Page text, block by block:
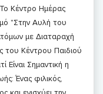
Κέντρο Ημέρας
"Στην Αυλή του
με Διαταραχή
του Κέντρου Παιδιού
Είναι Σημαντική η
Ένας φιλικός,